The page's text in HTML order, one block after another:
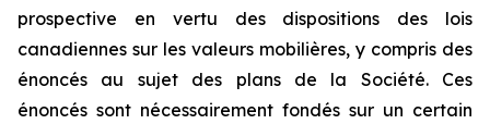
prospective en vertu des dispositions des lois
canadiennes sur les valeurs mobilières, y compris des
énoncés au sujet des plans de la Société. Ces
énoncés sont nécessairement fondés sur un certain